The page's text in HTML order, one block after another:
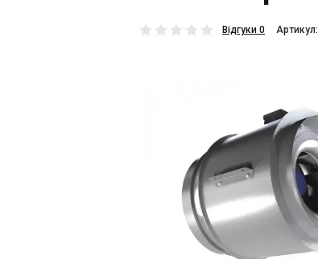
Відгуки 0 Aртикул: